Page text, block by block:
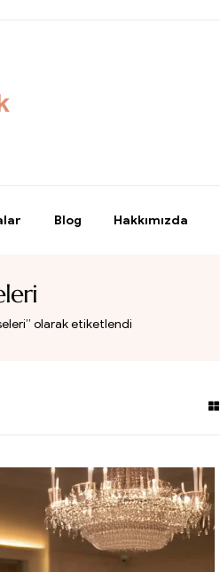
Blog Hakkımızda
olarak etiketlendi